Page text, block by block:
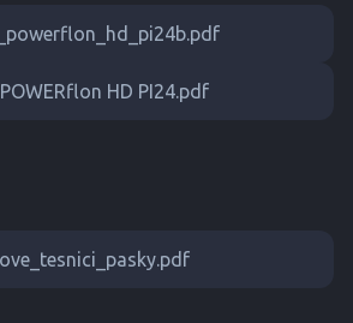
HD PI24.pdf